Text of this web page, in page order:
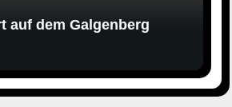
auf dem Galgenberg